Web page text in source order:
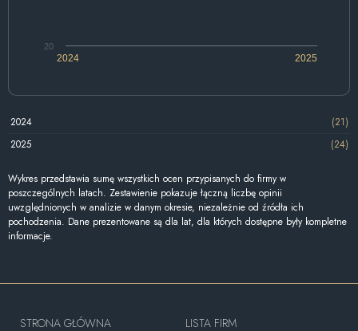
2024 2025
20
2024
(21)
2025
(24)
Wykres przedstawia sumę wszystkich ocen przypisanych do firmy w
poszczególnych latach. Zestawienie pokazuje łączną liczbę opinii
uwzględnionych w analizie w danym okresie, niezależnie od źródła ich
pochodzenia. Dane prezentowane są dla lat, dla których dostępne były kompletne
informacje.
STRONA GŁÓWNA
LISTA FIRM